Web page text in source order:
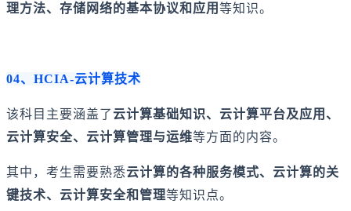
理方法、存储网络的基本协议和应用 等知识。
04、HCIA-云计算技术
该科目主要涵盖了 云计算基础知识、云计算平台及应用、
云计算安全、云计算管理与运维等方面的内容。
其中，考生需要熟悉云计算的各种服务模式、云计算的关
键技术、云计算安全和管理等知识点。